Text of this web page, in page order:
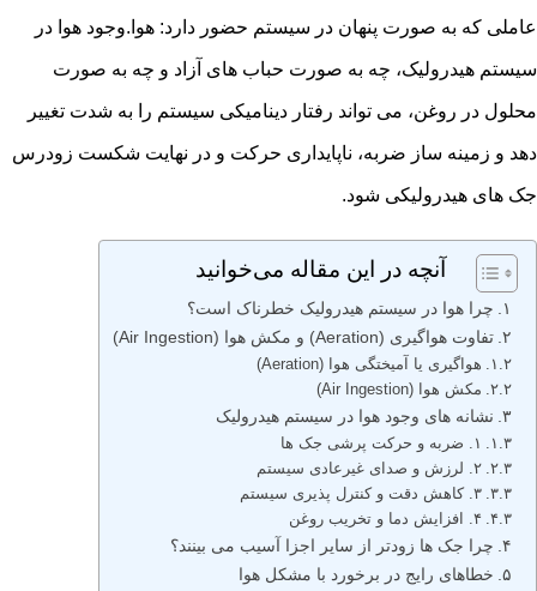
عاملی که به صورت پنهان در سیستم حضور دارد: هوا.وجود هوا در
سیستم هیدرولیک، چه به صورت حباب های آزاد و چه به صورت
محلول در روغن، می تواند رفتار دینامیکی سیستم را به شدت تغییر
دهد و زمینه ساز ضربه، ناپایداری حرکت و در نهایت شکست زودرس
جک های هیدرولیکی شود.
آنچه در این مقاله می‌خوانید
چرا هوا در سیستم هیدرولیک خطرناک است؟
تفاوت هواگیری (Aeration) و مکش هوا (Air Ingestion)
هواگیری یا آمیختگی هوا (Aeration)
مکش هوا (Air Ingestion)
نشانه های وجود هوا در سیستم هیدرولیک
۱. ضربه و حرکت پرشی جک ها
۲. لرزش و صدای غیرعادی سیستم
۳. کاهش دقت و کنترل پذیری سیستم
۴. افزایش دما و تخریب روغن
چرا جک ها زودتر از سایر اجزا آسیب می بینند؟
خطاهای رایج در برخورد با مشکل هوا